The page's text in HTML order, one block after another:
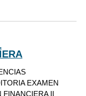
EXAMEN
FINANCIERA II